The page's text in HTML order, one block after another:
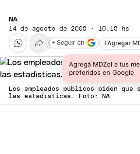
NA
14 de agosto de 2008 · 10:18 hs
+Agregar
Agregá MDZol a tus
preferidos en Google
+ Seguir en
Los empleados públicos piden que
las estadìsticas. Foto: NA